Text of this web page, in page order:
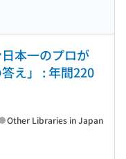
本一のプロが
え」 : 年間220
Other Libraries in Japan